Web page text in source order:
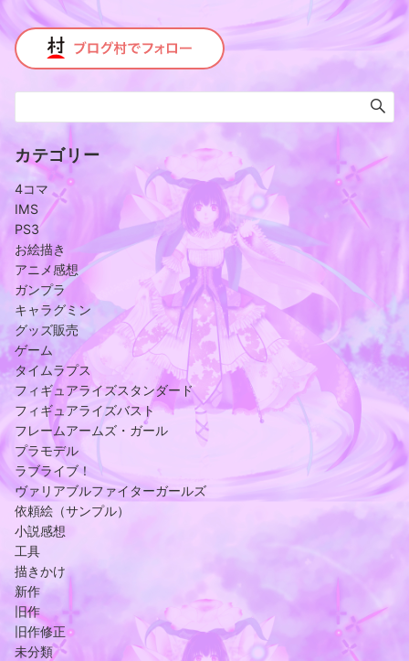
カテゴリー
4コマ
IMS
PS3
お絵描き
アニメ感想
ガンプラ
キャラグミン
グッズ販売
ゲーム
タイムラプス
フィギュアライズスタンダード
フィギュアライズバスト
フレームアームズ・ガール
プラモデル
ラブライブ！
ヴァリアブルファイターガールズ
依頼絵（サンプル）
小説感想
工具
描きかけ
新作
旧作
旧作修正
未分類